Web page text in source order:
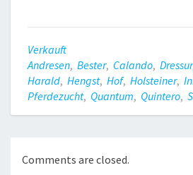
Verkauft
Andresen, Bester, Calando,
Harald, Hengst, Hof, Holsteiner,
Pferdezucht, Quantum, Quintero,
Comments are closed.